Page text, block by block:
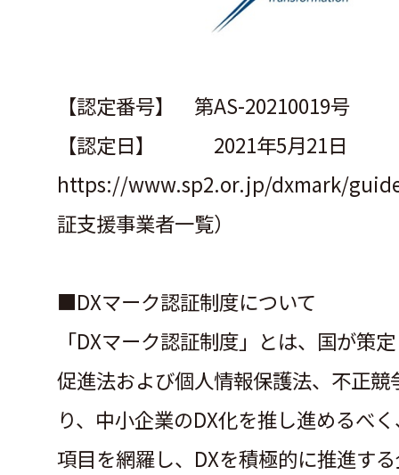
【認定番号】 第AS-20210019号
【認定日】 2021年5月21日
https://www.sp2.or.jp/dxmark/
証支援事業者一覧）
■DXマーク認証制度について
「DXマーク認証制度」とは、国が策
促進法および個人情報保護法、不正競
り、中小企業のDX化を推し進めるべ
項目を網羅し、DXを積極的に推進す